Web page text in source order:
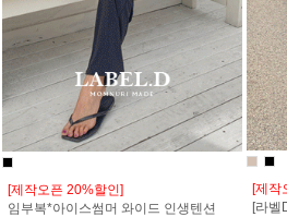
[제작오픈 20%할인]
임부복*아이스썸머 와이드 인생텐션
[제작
[라벨